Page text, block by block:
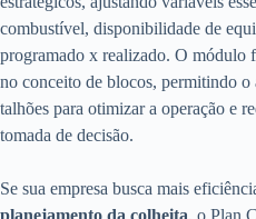
combustível, disponibilidade de
programado x realizado. O módulo
no conceito de blocos, permitindo o
talhões para otimizar a operação e
tomada de decisão.
Se sua empresa busca mais
planejamento da colheita, o Plan